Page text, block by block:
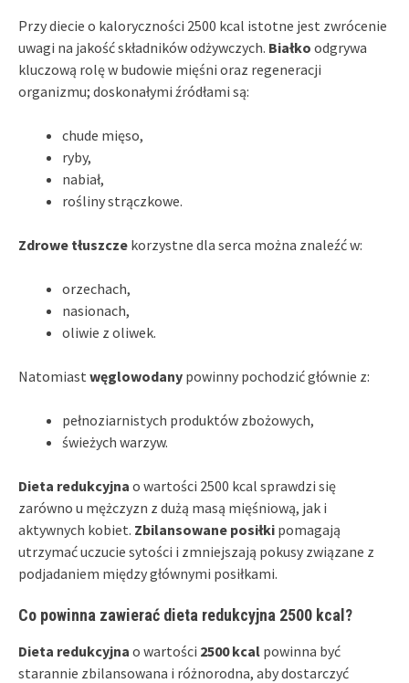
Przy diecie o kaloryczności 2500 kcal istotne jest zwrócenie
uwagi na jakość składników odżywczych. Białko odgrywa
kluczową rolę w budowie mięśni oraz regeneracji
organizmu; doskonałymi źródłami są:
chude mięso,
ryby,
nabiał,
rośliny strączkowe.
Zdrowe tłuszcze korzystne dla serca można znaleźć w:
orzechach,
nasionach,
oliwie z oliwek.
Natomiast węglowodany powinny pochodzić głównie z:
pełnoziarnistych produktów zbożowych,
świeżych warzyw.
Dieta redukcyjna o wartości 2500 kcal sprawdzi się
zarówno u mężczyzn z dużą masą mięśniową, jak i
aktywnych kobiet. Zbilansowane posiłki pomagają
utrzymać uczucie sytości i zmniejszają pokusy związane z
podjadaniem między głównymi posiłkami.
Co powinna zawierać dieta redukcyjna 2500 kcal?
Dieta redukcyjna o wartości 2500 kcal powinna być
starannie zbilansowana i różnorodna, aby dostarczyć